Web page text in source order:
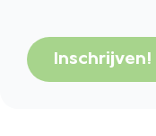
Inschrijven!